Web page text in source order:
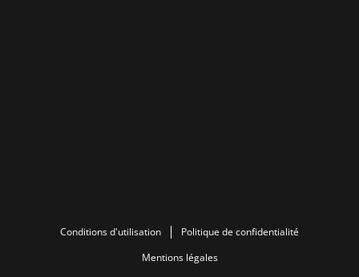
Conditions d'utilisation
Politique de confidentialité
Mentions légales